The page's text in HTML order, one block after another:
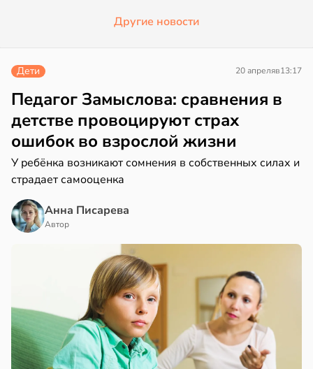
Другие новости
Дети 20 апреляв13:17
Педагог Замыслова: сравнения в
детстве провоцируют страх
ошибок во взрослой жизни
У ребёнка возникают сомнения в собственных силах и
страдает самооценка
Анна Писарева
Автор